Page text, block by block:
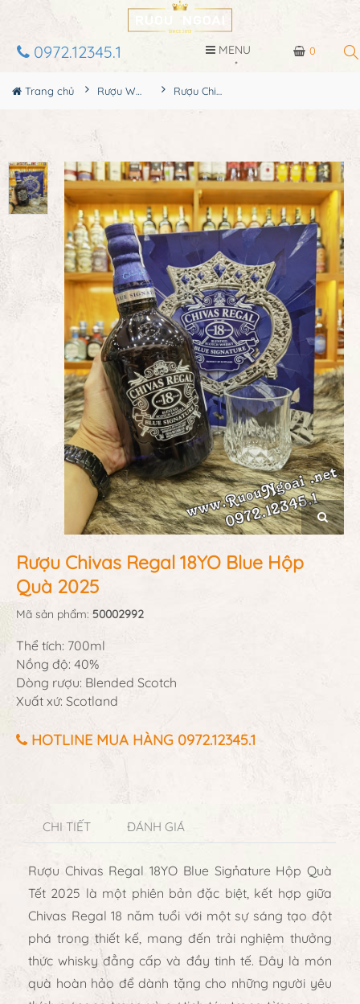
0
0972.12345.1 MENU
Trang chủ Rượu Whisky Rượu Chivas Regal 18YO Blue Hộp Quà 2025
Rượu Chivas Regal 18YO Blue Hộp
Quà 2025
Mã sản phẩm: 50002992
Thể tích: 700ml
Nồng độ: 40%
Dòng rượu: Blended Scotch
Xuất xứ: Scotland
HOTLINE MUA HÀNG 0972.12345.1
CHI TIẾT ĐÁNH GIÁ
Rượu Chivas Regal 18YO Blue Signature Hộp Quà
Tết 2025 là một phiên bản đặc biệt, kết hợp giữa
Chivas Regal 18 năm tuổi với một sự sáng tạo đột
phá trong thiết kế, mang đến trải nghiệm thưởng
thức whisky đẳng cấp và đầy tinh tế. Đây là món
quà hoàn hảo để dành tặng cho những người yêu